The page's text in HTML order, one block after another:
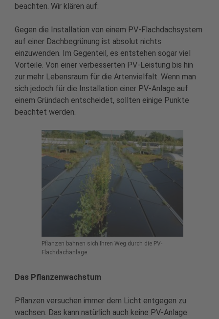
beachten. Wir klären auf:
Gegen die Installation von einem PV-Flachdachsystem
auf einer Dachbegrünung ist absolut nichts
einzuwenden. Im Gegenteil, es entstehen sogar viel
Vorteile. Von einer verbesserten PV-Leistung bis hin
zur mehr Lebensraum für die Artenvielfalt. Wenn man
sich jedoch für die Installation einer PV-Anlage auf
einem Gründach entscheidet, sollten einige Punkte
beachtet werden.
Pflanzen bahnen sich Ihren Weg durch die PV-
Flachdachanlage.
Das Pflanzenwachstum
Pflanzen versuchen immer dem Licht entgegen zu
wachsen. Das kann natürlich auch keine PV-Anlage